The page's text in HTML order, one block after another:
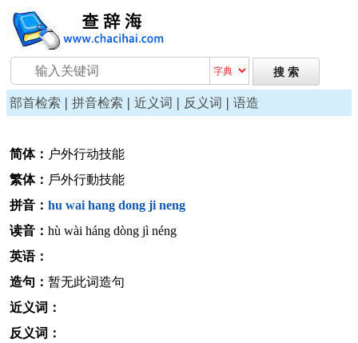
部首检索 | 拼音检索 | 近义词 | 反义词 | 语造
简体： 户外行动技能
繁体： 戶外行動技能
拼音： hu wai hang dong ji neng
读音： hù wài háng dòng jì néng
英语：
造句： 暂无此词造句
近义词：
反义词：